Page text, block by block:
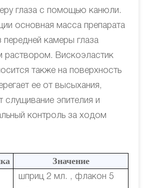
глаза с помощью канюли.
основная масса препарата
камеры глаза
раствором. Вискоэластик
также на поверхность
ее от высыхания,
слущивание эпителия и
контроль за ходом
Значение
шприц 2 мл. , флакон 5